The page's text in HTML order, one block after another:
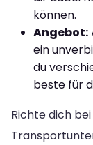
können.
Angebot:
ein
du
beste für
Richte dich